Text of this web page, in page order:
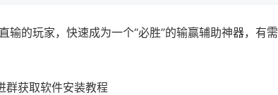
输的玩家，快速成为一个“必胜”的输赢辅助神器，有需
获取软件安装教程